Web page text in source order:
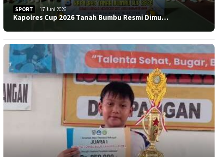
SPORT 17 Juni 2026
Kapolres Cup 2026 Tanah Bumbu Resmi Dimu…